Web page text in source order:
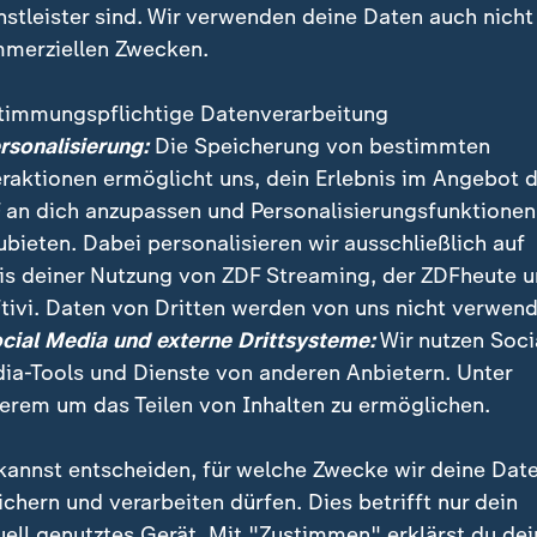
Botschaft in London. Experten warnen vor
Infrastruktur sorgt für Sicherheitsbedenken –
sind. Wir verwenden deine Daten auch nicht
Zwecken.
Datenverarbeitung
Die Speicherung von bestimmten
ermöglicht uns, dein Erlebnis im Angebot
an dich anzupassen und Personalisierungsfunktionen
Dabei personalisieren wir ausschließlich auf
deiner Nutzung von ZDF Streaming, der ZDFheute
Daten von Dritten werden von uns nicht
Media und externe Drittsysteme:Wir nutzen
Tools und Dienste von anderen Anbietern. Unter
um das Teilen von Inhalten zu ermöglichen.
entscheiden, für welche Zwecke wir deine
und verarbeiten dürfen. Dies betrifft nur dein